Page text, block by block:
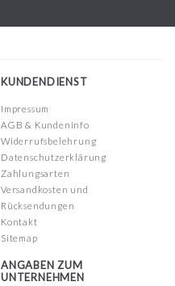
KUNDENDIENST
Impressum
AGB & Kundeninfo
Widerrufsbelehrung
Datenschutzerklärung
Zahlungsarten
Versandkosten und
Rücksendungen
Kontakt
Sitemap
ANGABEN ZUM
UNTERNEHMEN